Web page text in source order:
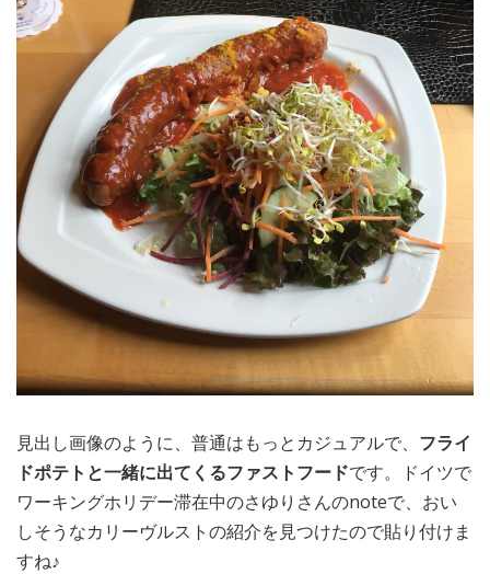
見出し画像のように、普通はもっとカジュアルで、 フライ
ドポテトと一緒に出てくるファストフードです。ドイツで
ワーキングホリデー滞在中のさゆりさんのnoteで、おい
しそうなカリーヴルストの紹介を見つけたので貼り付けま
すね♪